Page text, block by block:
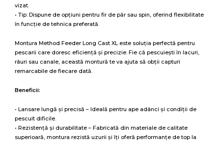
vizat.
• Tip: Dispune de opțiuni pentru fir de păr sau spin, oferind flexibilitate
în funcție de tehnica preferată.
Montura Method Feeder Long Cast XL este soluția perfectă pentru
pescarii care doresc eficiență și precizie. Fie că pescuiești în lacuri,
râuri sau canale, această montură te va ajuta să obții capturi
remarcabile de fiecare dată.
Beneficii:
• Lansare lungă și precisă – Ideală pentru ape adânci și condiții de
pescuit dificile.
• Rezistență și durabilitate – Fabricată din materiale de calitate
superioară, montura rezistă uzurii și îți oferă performanțe de top la